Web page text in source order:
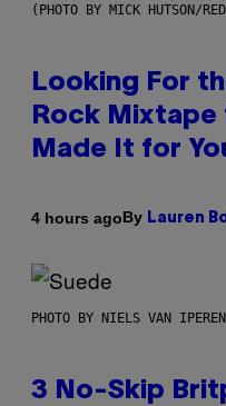
(PHOTO BY MICK HUTSON/
Looking For
Rock Mixtape
Made It for
4 hours agoBy Lauren
PHOTO BY NIELS VAN
3 No-Skip